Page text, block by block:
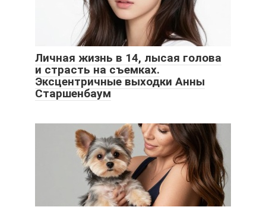
Личная жизнь в 14, лысая голова
и страсть на съемках.
Эксцентричные выходки Анны
Старшенбаум